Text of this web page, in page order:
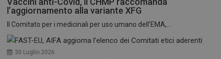
l’aggiornamento alla variante XFG
Il Comitato per i medicinali per uso umano dell’EMA,...
30 Luglio 2026